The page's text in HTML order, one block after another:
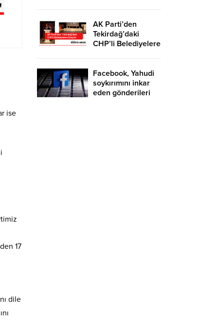
ise
17
dile
AK Parti’den
Tekirdağ’daki
CHP’li Belediyelere
Facebook, Yahudi
soykırımını inkar
eden gönderileri